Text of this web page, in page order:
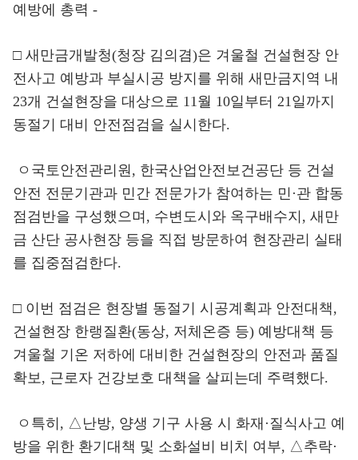
예방에 총력 -
□ 새만금개발청(청장 김의겸)은 겨울철 건설현장 안
전사고 예방과 부실시공 방지를 위해 새만금지역 내
23개 건설현장을 대상으로 11월 10일부터 21일까지
동절기 대비 안전점검을 실시한다.
ㅇ국토안전관리원, 한국산업안전보건공단 등 건설
안전 전문기관과 민간 전문가가 참여하는 민·관 합동
점검반을 구성했으며, 수변도시와 옥구배수지, 새만
금 산단 공사현장 등을 직접 방문하여 현장관리 실태
를 집중점검한다.
□ 이번 점검은 현장별 동절기 시공계획과 안전대책,
건설현장 한랭질환(동상, 저체온증 등) 예방대책 등
겨울철 기온 저하에 대비한 건설현장의 안전과 품질
확보, 근로자 건강보호 대책을 살피는데 주력했다.
ㅇ특히, △난방, 양생 기구 사용 시 화재·질식사고 예
방을 위한 환기대책 및 소화설비 비치 여부, △추락·